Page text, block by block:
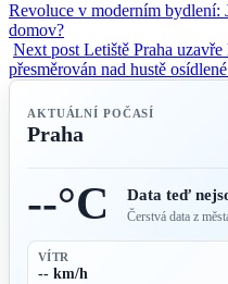
Revoluce v moderním bydlení:
domov?
Next post Letiště Praha
přesměrován nad hustě
AKTUÁLNÍ POČASÍ
Praha
--°C Data teď
Čerstvá data z
VÍTR
-- km/h